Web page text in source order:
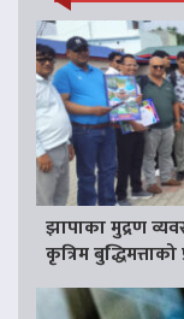
झापाका मुद्रण
कृत्रिम